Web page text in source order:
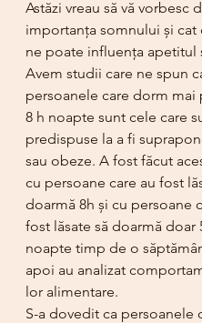
Astăzi vreau să vă vorbesc
importanța somnului și cat
ne poate influența apetitul
Avem studii care ne spun
persoanele care dorm mai
8 h noapte sunt cele care
predispuse la a fi
sau obeze. A fost făcut
cu persoane care au fost
doarmă 8h și cu persoane
fost lăsate să doarmă doar
noapte timp de o
apoi au analizat
lor alimentare.
S-a dovedit ca persoanele